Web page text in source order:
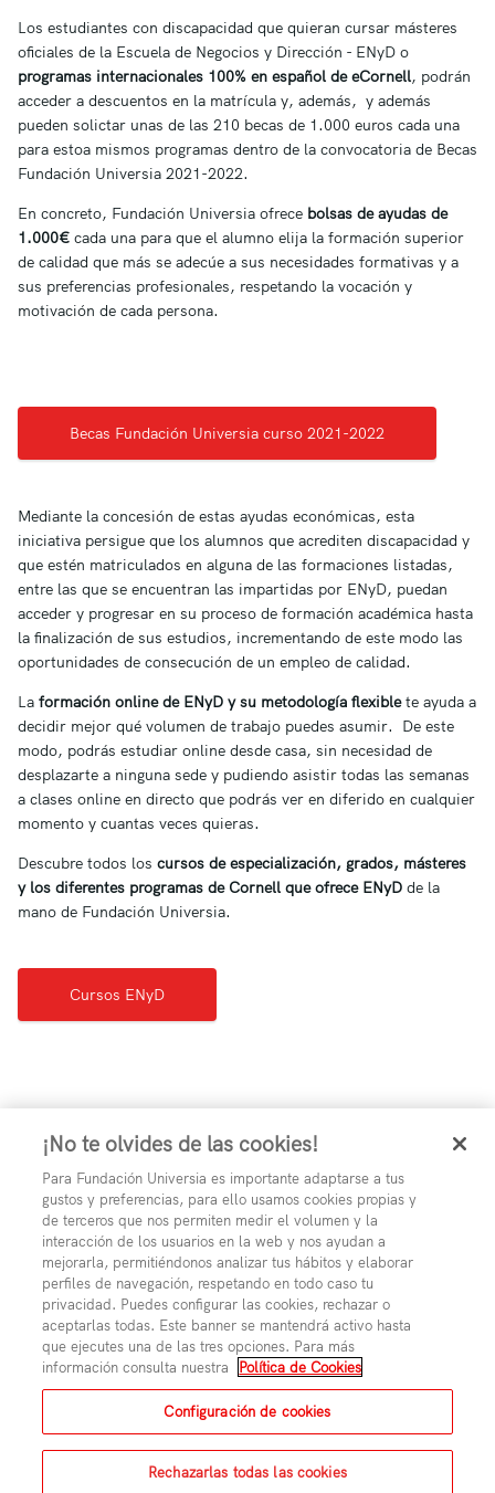
Los estudiantes con discapacidad que quieran cursar másteres
oficiales de la Escuela de Negocios y Dirección - ENyD o
programas internacionales 100% en español de eCornell, podrán
acceder a descuentos en la matrícula y, además, y además
pueden solictar unas de las 210 becas de 1.000 euros cada una
para estoa mismos programas dentro de la convocatoria de Becas
Fundación Universia 2021-2022.
En concreto, Fundación Universia ofrece bolsas de ayudas de
1.000€ cada una para que el alumno elija la formación superior
de calidad que más se adecúe a sus necesidades formativas y a
sus preferencias profesionales, respetando la vocación y
motivación de cada persona.
Becas Fundación Universia curso 2021-2022
Mediante la concesión de estas ayudas económicas, esta
iniciativa persigue que los alumnos que acrediten discapacidad y
que estén matriculados en alguna de las formaciones listadas,
entre las que se encuentran las impartidas por ENyD, puedan
acceder y progresar en su proceso de formación académica hasta
la finalización de sus estudios, incrementando de este modo las
oportunidades de consecución de un empleo de calidad.
La formación online de ENyD y su metodología flexiblete ayuda a
decidir mejor qué volumen de trabajo puedes asumir. De este
modo, podrás estudiar online desde casa, sin necesidad de
desplazarte a ninguna sede y pudiendo asistir todas las semanas
a clases online en directo que podrás ver en diferido en cualquier
momento y cuantas veces quieras.
Descubre todos los cursos de especialización, grados, másteres
y los diferentes programas de Cornell que ofrece ENyD de la
mano de Fundación Universia.
Cursos ENyD
Polí­tica de Privacidad
Polí­tica de Cookies
Condiciones generales de uso
Mapa del sitio
¡No te olvides de las cookies!
Para Fundación Universia es importante adaptarse a tus
gustos y preferencias, para ello usamos cookies propias y
de terceros que nos permiten medir el volumen y la
interacción de los usuarios en la web y nos ayudan a
mejorarla, permitiéndonos analizar tus hábitos y elaborar
perfiles de navegación, respetando en todo caso tu
privacidad. Puedes configurar las cookies, rechazar o
aceptarlas todas. Este banner se mantendrá activo hasta
que ejecutes una de las tres opciones. Para más
información consulta nuestra
Política de Cookies
Configuración de cookies
Rechazarlas todas las cookies